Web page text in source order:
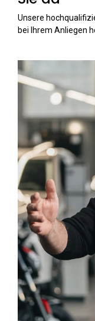
Unsere
bei Ihrem Anliegen